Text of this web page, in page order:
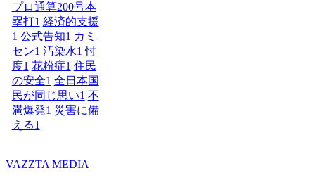
プロ通算200号本
塁打1 経済的支援
1 公式告知1 カミ
セン1 汚染水1 忖
度1 花粉症1 住民
の安全1 全日本国
民が同じ思い1 不
満爆発1 災害に備
える1
VAZZTA MEDIA